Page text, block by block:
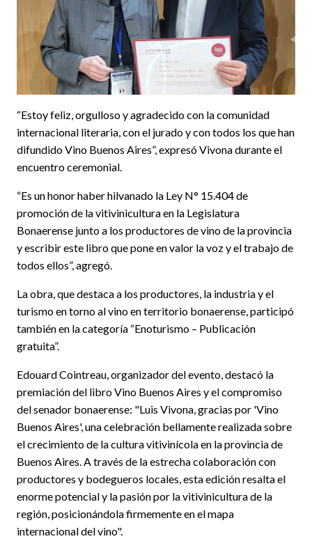
“Estoy feliz, orgulloso y agradecido con la comunidad
internacional literaria, con el jurado y con todos los que han
difundido Vino Buenos Aires”, expresó Vivona durante el
encuentro ceremonial.
“Es un honor haber hilvanado la Ley N° 15.404 de
promoción de la vitivinicultura en la Legislatura
Bonaerense junto a los productores de vino de la provincia
y escribir este libro que pone en valor la voz y el trabajo de
todos ellos”, agregó.
La obra, que destaca a los productores, la industria y el
turismo en torno al vino en territorio bonaerense, participó
también en la categoría “Enoturismo – Publicación
gratuita”.
Edouard Cointreau, organizador del evento, destacó la
premiación del libro Vino Buenos Aires y el compromiso
del senador bonaerense: "Luis Vivona, gracias por 'Vino
Buenos Aires', una celebración bellamente realizada sobre
el crecimiento de la cultura vitivinícola en la provincia de
Buenos Aires. A través de la estrecha colaboración con
productores y bodegueros locales, esta edición resalta el
enorme potencial y la pasión por la vitivinicultura de la
región, posicionándola firmemente en el mapa
internacional del vino".